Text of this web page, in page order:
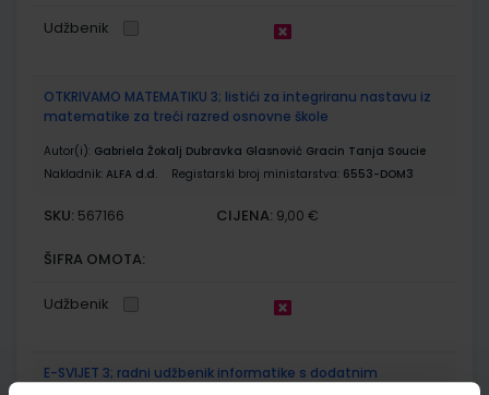
Udžbenik
OTKRIVAMO MATEMATIKU 3; listići za integriranu nastavu iz
matematike za treći razred osnovne škole
Autor(i): Gabriela Žokalj Dubravka Glasnović Gracin Tanja Soucie
Nakladnik: ALFA d.d. Registarski broj ministarstva: 6553-DOM3
SKU: 567166 CIJENA: 9,00 €
ŠIFRA OMOTA:
Udžbenik
E-SVIJET 3; radni udžbenik informatike s dodatnim